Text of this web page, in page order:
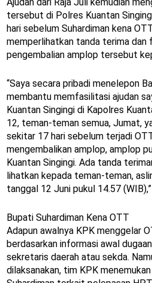
tersebut di Polres Kuantan
hari sebelum Suhardiman kena
memperlihatkan tanda terima
pengembalian amplop tersebut
“Saya secara pribadi menelepon
membantu memfasilitasi ajudan
Kuantan Singingi di Kapolres
12, teman-teman semua, Jumat,
sekitar 17 hari sebelum terjadi
mengembalikan amplop, amplop
Kuantan Singingi. Ada tanda
lihatkan kepada teman-teman,
tanggal 12 Juni pukul 14.57
Bupati Suhardiman Kena OTT
Adapun awalnya KPK menggelar
berdasarkan informasi awal
sekretaris daerah atau sekda.
dilaksanakan, tim KPK